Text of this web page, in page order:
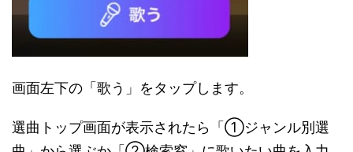
画面左下の「歌う」をタップします。
選曲トップ画面が表示されたら「①ジャンル別選